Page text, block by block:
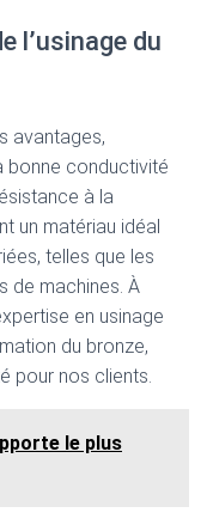
l’usinage du
avantages,
bonne conductivité
à la
un matériau idéal
telles que les
de machines. À
en usinage
du bronze,
pour nos clients.
le plus